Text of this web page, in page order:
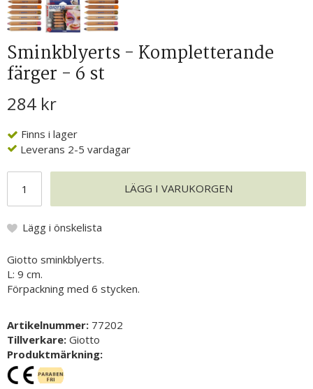
Sminkblyerts - Kompletterande
färger - 6 st
284 kr
Finns i lager
Leverans 2-5 vardagar
LÄGG I VARUKORGEN
Lägg i önskelista
Giotto sminkblyerts.
L: 9 cm.
Förpackning med 6 stycken.
Artikelnummer: 77202
Tillverkare: Giotto
Produktmärkning: